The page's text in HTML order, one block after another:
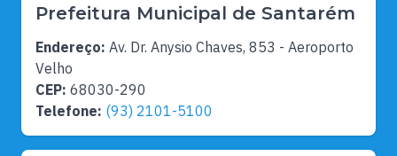
Prefeitura Municipal de Santarém
Endereço: Av. Dr. Anysio Chaves, 853 - Aeroporto
Velho
CEP: 68030-290
Telefone: (93) 2101-5100